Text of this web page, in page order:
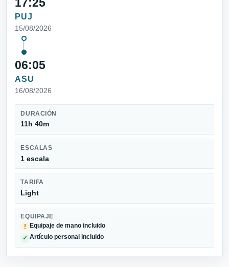
17:25
PUJ
15/08/2026
06:05
ASU
16/08/2026
DURACIÓN
11h 40m
ESCALAS
1 escala
TARIFA
Light
EQUIPAJE
!
Equipaje de mano incluido
✓ Artículo personal incluido